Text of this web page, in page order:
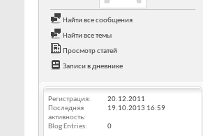
Найти все сообщения
Найти все темы
Просмотр статей
Записи в дневнике
Регистрация
20.12.2011
Последняя
активность
19.10.2013 16:59
Blog Entries 0